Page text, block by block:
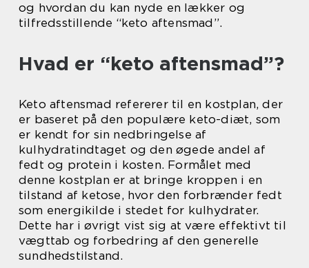
og hvordan du kan nyde en lækker og
tilfredsstillende “keto aftensmad”.
Hvad er “keto aftensmad”?
Keto aftensmad refererer til en kostplan, der
er baseret på den populære keto-diæt, som
er kendt for sin nedbringelse af
kulhydratindtaget og den øgede andel af
fedt og protein i kosten. Formålet med
denne kostplan er at bringe kroppen i en
tilstand af ketose, hvor den forbrænder fedt
som energikilde i stedet for kulhydrater.
Dette har i øvrigt vist sig at være effektivt til
vægttab og forbedring af den generelle
sundhedstilstand.